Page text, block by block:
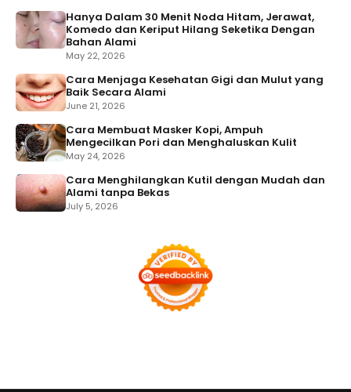
Hanya Dalam 30 Menit Noda Hitam, Jerawat,
Komedo dan Keriput Hilang Seketika Dengan
Bahan Alami
May 22, 2026
Cara Menjaga Kesehatan Gigi dan Mulut yang
Baik Secara Alami
June 21, 2026
Cara Membuat Masker Kopi, Ampuh
Mengecilkan Pori dan Menghaluskan Kulit
May 24, 2026
Cara Menghilangkan Kutil dengan Mudah dan
Alami tanpa Bekas
July 5, 2026